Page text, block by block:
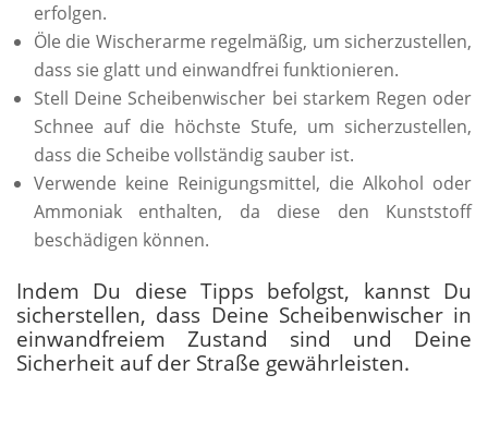
erfolgen.
Öle die Wischerarme regelmäßig, um sicherzustellen,
dass sie glatt und einwandfrei funktionieren.
Stell Deine Scheibenwischer bei starkem Regen oder
Schnee auf die höchste Stufe, um sicherzustellen,
dass die Scheibe vollständig sauber ist.
Verwende keine Reinigungsmittel, die Alkohol oder
Ammoniak enthalten, da diese den Kunststoff
beschädigen können.
Indem Du diese Tipps befolgst, kannst Du
sicherstellen, dass Deine Scheibenwischer in
einwandfreiem Zustand sind und Deine
Sicherheit auf der Straße gewährleisten.